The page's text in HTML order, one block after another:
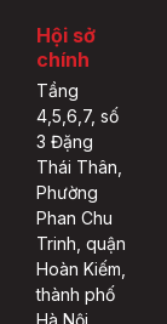
Hội sở
chính
Tầng
4,5,6,7, số
3 Đặng
Thái Thân,
Phường
Phan Chu
Trinh, quận
Hoàn Kiếm,
thành phố
Hà Nội